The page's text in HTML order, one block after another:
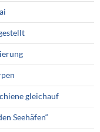
gleichauf
Seehäfen“